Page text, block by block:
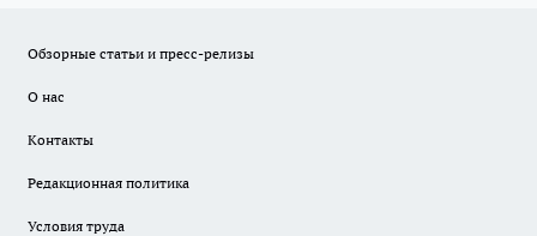
Обзорные статьи и пресс-релизы
О нас
Контакты
Редакционная политика
Условия труда